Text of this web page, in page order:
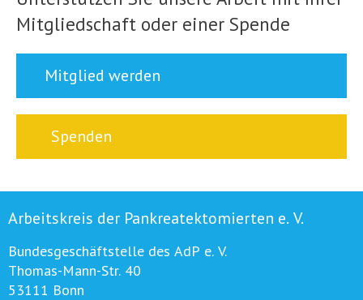
Mitgliedschaft oder einer Spende
Mitglied werden
Spenden
Arbeitskreis der Pankreatektomierten e. V.
Bundesgeschäftstelle des AdP e. V.
Thomas-Mann-Str. 40
53111 Bonn